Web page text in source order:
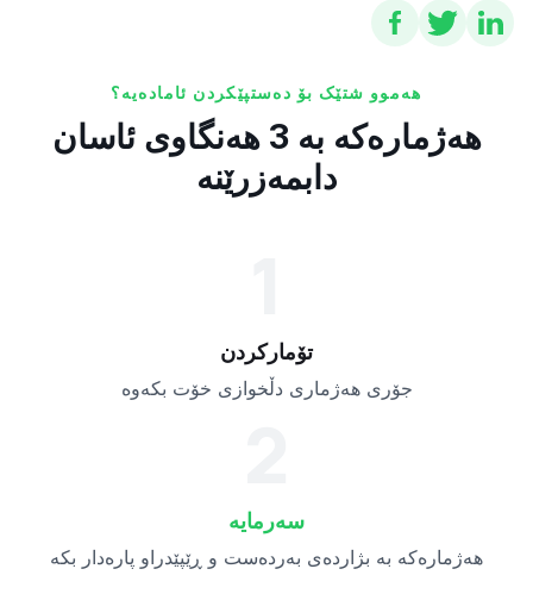
هەموو شتێک بۆ دەستپێکردن ئامادەیە؟
هەژمارەکە بە 3 هەنگاوی ئاسان
دابمەزرێنە
تۆمارکردن
جۆری هەژماری دڵخوازی خۆت بکەوە
سەرمایە
هەژمارەکە بە بژاردەی بەردەست و ڕێپێدراو پارەدار بکە